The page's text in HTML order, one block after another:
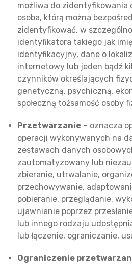
możliwa do zidentyfikowania
osoba, którą można
zidentyfikować, w
identyfikatora takiego jak
identyfikacyjny, dane o
internetowy lub jeden bądź
czynników określających
genetyczną, psychiczną,
społeczną tożsamość osoby
Przetwarzanie – oznacza
operacji wykonywanych na
zestawach danych
zautomatyzowany lub
zbieranie, utrwalanie,
przechowywanie,
pobieranie, przeglądanie,
ujawnianie poprzez
lub innego rodzaju
lub łączenie, ograniczanie,
Ograniczenie